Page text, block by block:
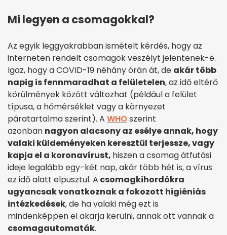
Mi legyen a csomagokkal?
Az egyik leggyakrabban ismételt kérdés, hogy az
interneten rendelt csomagok veszélyt jelentenek-e.
Igaz, hogy a COVID-19 néhány órán át, de akár több
napig is fennmaradhat a felületelen, az idő eltérő
körülmények között változhat (például a felület
típusa, a hőmérséklet vagy a környezet
páratartalma szerint). A WHOszerint
azonban nagyon alacsony az esélye annak, hogy
valaki küldeményeken keresztül terjessze, vagy
kapja el a koronavírust, hiszen a csomag átfutási
ideje legalább egy-két nap, akár több hét is, a vírus
ez idő alatt elpusztul. A csomagkihordókra
ugyancsak vonatkoznak a fokozott higiéniás
intézkedések, de ha valaki még ezt is
mindenképpen el akarja kerülni, annak ott vannak a
csomagautomaták.